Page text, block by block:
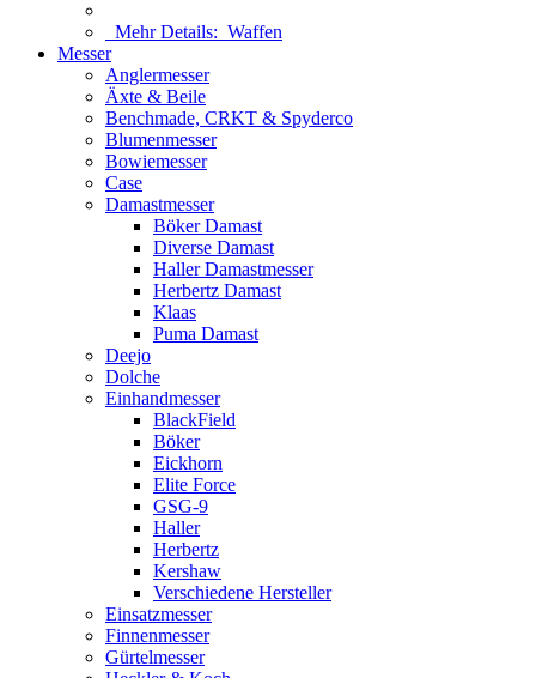
Mehr Details: Waffen
Messer
Anglermesser
Äxte & Beile
Benchmade, CRKT & Spyderco
Blumenmesser
Bowiemesser
Case
Damastmesser
Böker Damast
Diverse Damast
Haller Damastmesser
Herbertz Damast
Klaas
Puma Damast
Deejo
Dolche
Einhandmesser
BlackField
Böker
Eickhorn
Elite Force
GSG-9
Haller
Herbertz
Kershaw
Verschiedene Hersteller
Einsatzmesser
Finnenmesser
Gürtelmesser